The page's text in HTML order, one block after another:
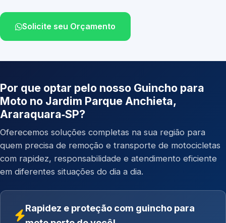
Solicite seu Orçamento
Por que optar pelo nosso Guincho para
Moto no Jardim Parque Anchieta,
Araraquara‑SP?
Oferecemos soluções completas na sua região para
quem precisa de remoção e transporte de motocicletas
com rapidez, responsabilidade e atendimento eficiente
em diferentes situações do dia a dia.
Rapidez e proteção com guincho para